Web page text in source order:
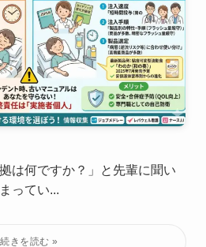
は何ですか？」と先輩に聞い
ってい...